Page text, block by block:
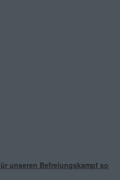
unseren Befreiungskampf so